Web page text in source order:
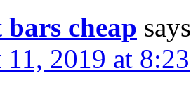
bars cheap
11, 2019 at 8:23